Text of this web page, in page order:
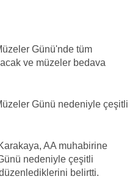
Günü'nde tüm
ve müzeler bedava
Günü nedeniyle çeşitli
AA muhabirine
nedeniyle çeşitli
belirtti.